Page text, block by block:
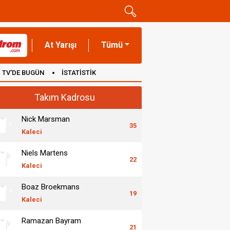
At Yarışı Tümü
TV'DE BUGÜN İSTATİSTİK
Takım Kadrosu
Nick Marsman
Kaleci
35
Niels Martens
Kaleci
22
Boaz Broekmans
Kaleci
19
Ramazan Bayram
21